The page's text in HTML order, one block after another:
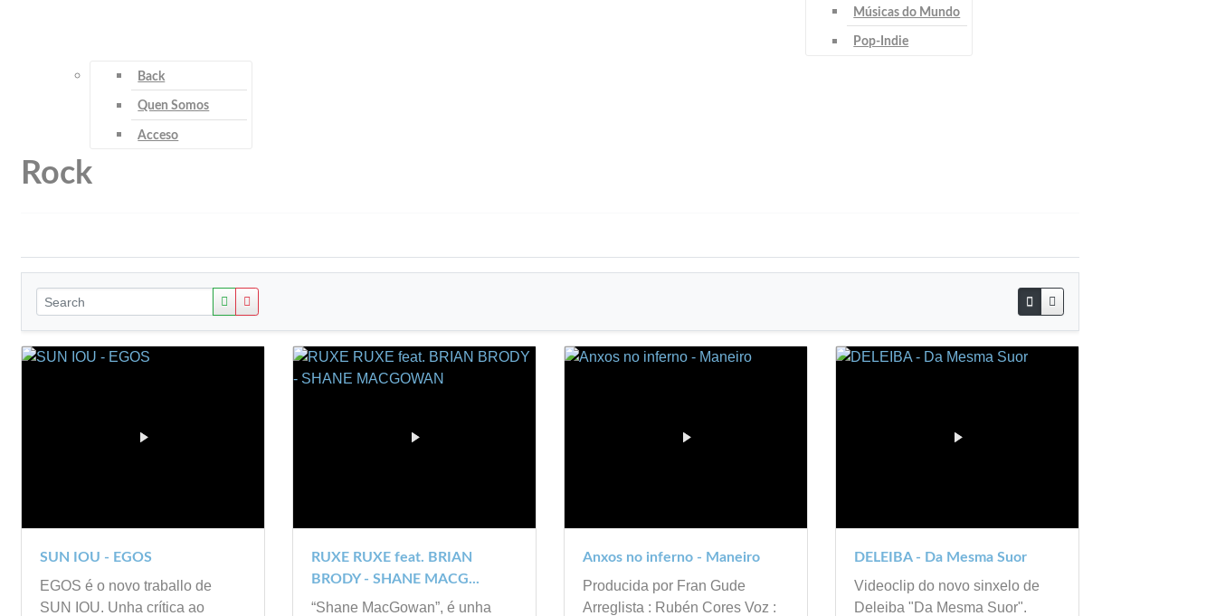
Músicas do Mundo
Pop-Indie
Back
Quen Somos
Acceso
Rock
SUN IOU - EGOS
EGOS é o novo traballo de
SUN IOU. Unha crítica ao
RUXE RUXE feat. BRIAN
BRODY - SHANE MACG...
“Shane MacGowan”, é unha
Anxos no inferno - Maneiro
Producida por Fran Gude
Arreglista : Rubén Cores Voz :
DELEIBA - Da Mesma Suor
Videoclip do novo sinxelo de
Deleiba "Da Mesma Suor".